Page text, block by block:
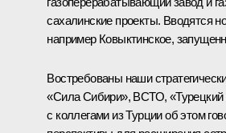
сахалинские проекты. Вводятся
например Ковыктинское,
Востребованы наши
«Сила Сибири», ВСТО, «Турецкий
с коллегами из Турции об этом